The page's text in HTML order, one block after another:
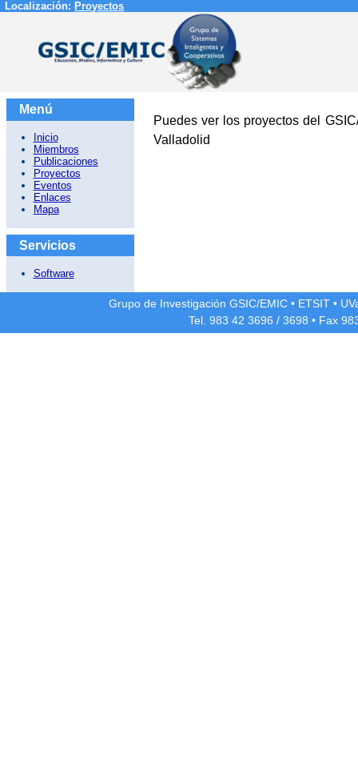
Localización: Proyectos
Menú
Inicio
Miembros
Publicaciones
Proyectos
Eventos
Enlaces
Mapa
Servicios
Software
Puedes ver los proyectos del
Valladolid
Grupo de Investigación GSIC/EMIC • ETSIT •
Tel. 983 42 3696 / 3698 • Fax